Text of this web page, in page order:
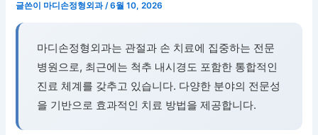
글쓴이 마디손정형외과/6월 10, 2026
마디손정형외과는 관절과 손 치료에 집중하는 전문
병원으로, 최근에는 척추 내시경도 포함한 통합적인
진료 체계를 갖추고 있습니다. 다양한 분야의 전문성
을 기반으로 효과적인 치료 방법을 제공합니다.